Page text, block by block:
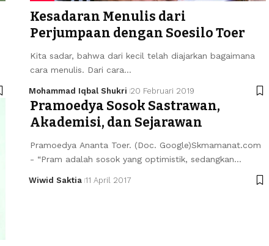
Kesadaran Menulis dari
Perjumpaan dengan Soesilo Toer
Kita sadar, bahwa dari kecil telah diajarkan bagaimana
cara menulis. Dari cara…
Mohammad Iqbal Shukri 20 Februari 2019
Pramoedya Sosok Sastrawan,
Akademisi, dan Sejarawan
Pramoedya Ananta Toer. (Doc. Google)Skmamanat.com
- “Pram adalah sosok yang optimistik, sedangkan…
Wiwid Saktia 11 April 2017